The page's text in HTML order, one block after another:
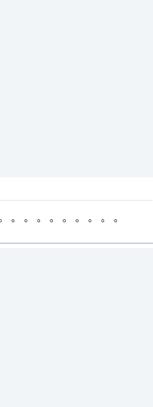
。。。。。。。。。